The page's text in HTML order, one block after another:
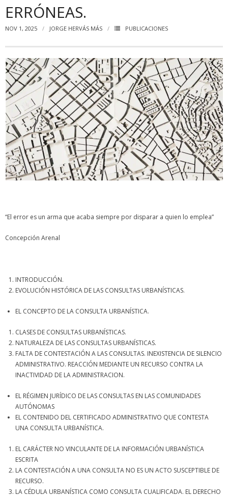
ERRÓNEAS.
NOV 1, 2025 JORGE HERVÁS MÁS PUBLICACIONES
“El error es un arma que acaba siempre por disparar a quien lo emplea”
Concepción Arenal
INTRODUCCIÓN.
EVOLUCIÓN HISTÓRICA DE LAS CONSULTAS URBANÍSTICAS.
EL CONCEPTO DE LA CONSULTA URBANÍSTICA.
CLASES DE CONSULTAS URBANÍSTICAS.
NATURALEZA DE LAS CONSULTAS URBANÍSTICAS.
FALTA DE CONTESTACIÓN A LAS CONSULTAS. INEXISTENCIA DE SILENCIO
ADMINISTRATIVO. REACCIÓN MEDIANTE UN RECURSO CONTRA LA
INACTIVIDAD DE LA ADMINISTRACION.
EL RÉGIMEN JURÍDICO DE LAS CONSULTAS EN LAS COMUNIDADES
AUTÓNOMAS
EL CONTENIDO DEL CERTIFICADO ADMINISTRATIVO QUE CONTESTA
UNA CONSULTA URBANÍSTICA.
EL CARÁCTER NO VINCULANTE DE LA INFORMACIÓN URBANÍSTICA
ESCRITA
LA CONTESTACIÓN A UNA CONSULTA NO ES UN ACTO SUSCEPTIBLE DE
RECURSO.
LA CÉDULA URBANÍSTICA COMO CONSULTA CUALIFICADA. EL DERECHO